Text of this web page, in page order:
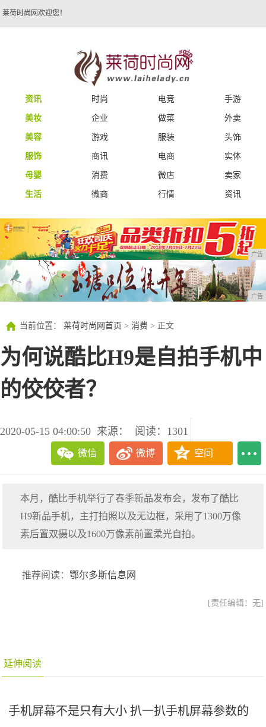
莱荷时尚网欢迎您！
资讯 时尚 电竞
手游
美妆
企业 做菜
外卖
美容
游戏 服装
头饰
服饰
商讯 电商
实体
母婴
消费 微店
卖家
生活
微商 行情 资讯
广告
广告
当前位置： 莱荷时尚网首页 > 消费 > 正文
为何说酷比H9是自拍手机中
的佼佼者？
2020-05-15 04:00:50 来源： 阅读：1301
微信 微博 空间
本月，酷比手机举行了春季新品发布会，发布了酷比
H9新品手机，主打拍照以及无边框，采用了1300万像
素后置双摄以及1600万像素前置柔光自拍。
推荐阅读：鄂尔多斯信息网
[责任编辑：无]
延伸阅读
手机屏幕不是只有大小 扒一扒手机屏幕参数的